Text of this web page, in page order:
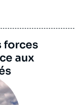
forces
aux